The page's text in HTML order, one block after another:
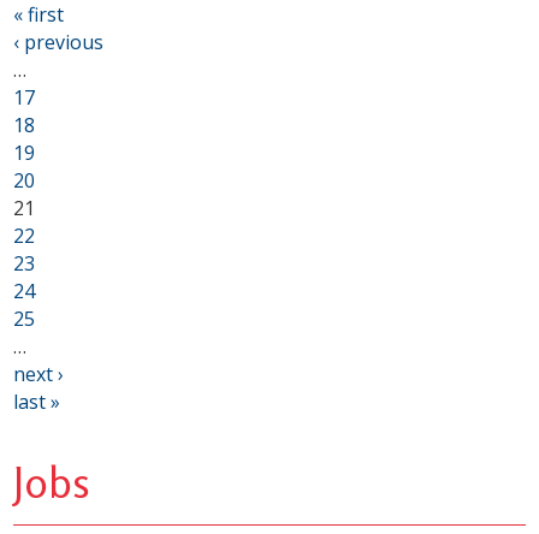
« first
‹ previous
…
17
18
19
20
21
22
23
24
25
…
next ›
last »
Jobs